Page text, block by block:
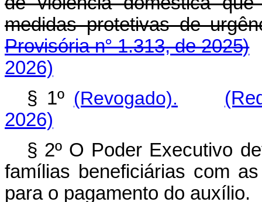
medidas protetivas de
Provisória n° 1.313, de 2025)
2026)
§ 1º (Revogado).
2026)
§ 2º O Poder Executivo
famílias beneficiárias com
para o pagamento do auxílio.